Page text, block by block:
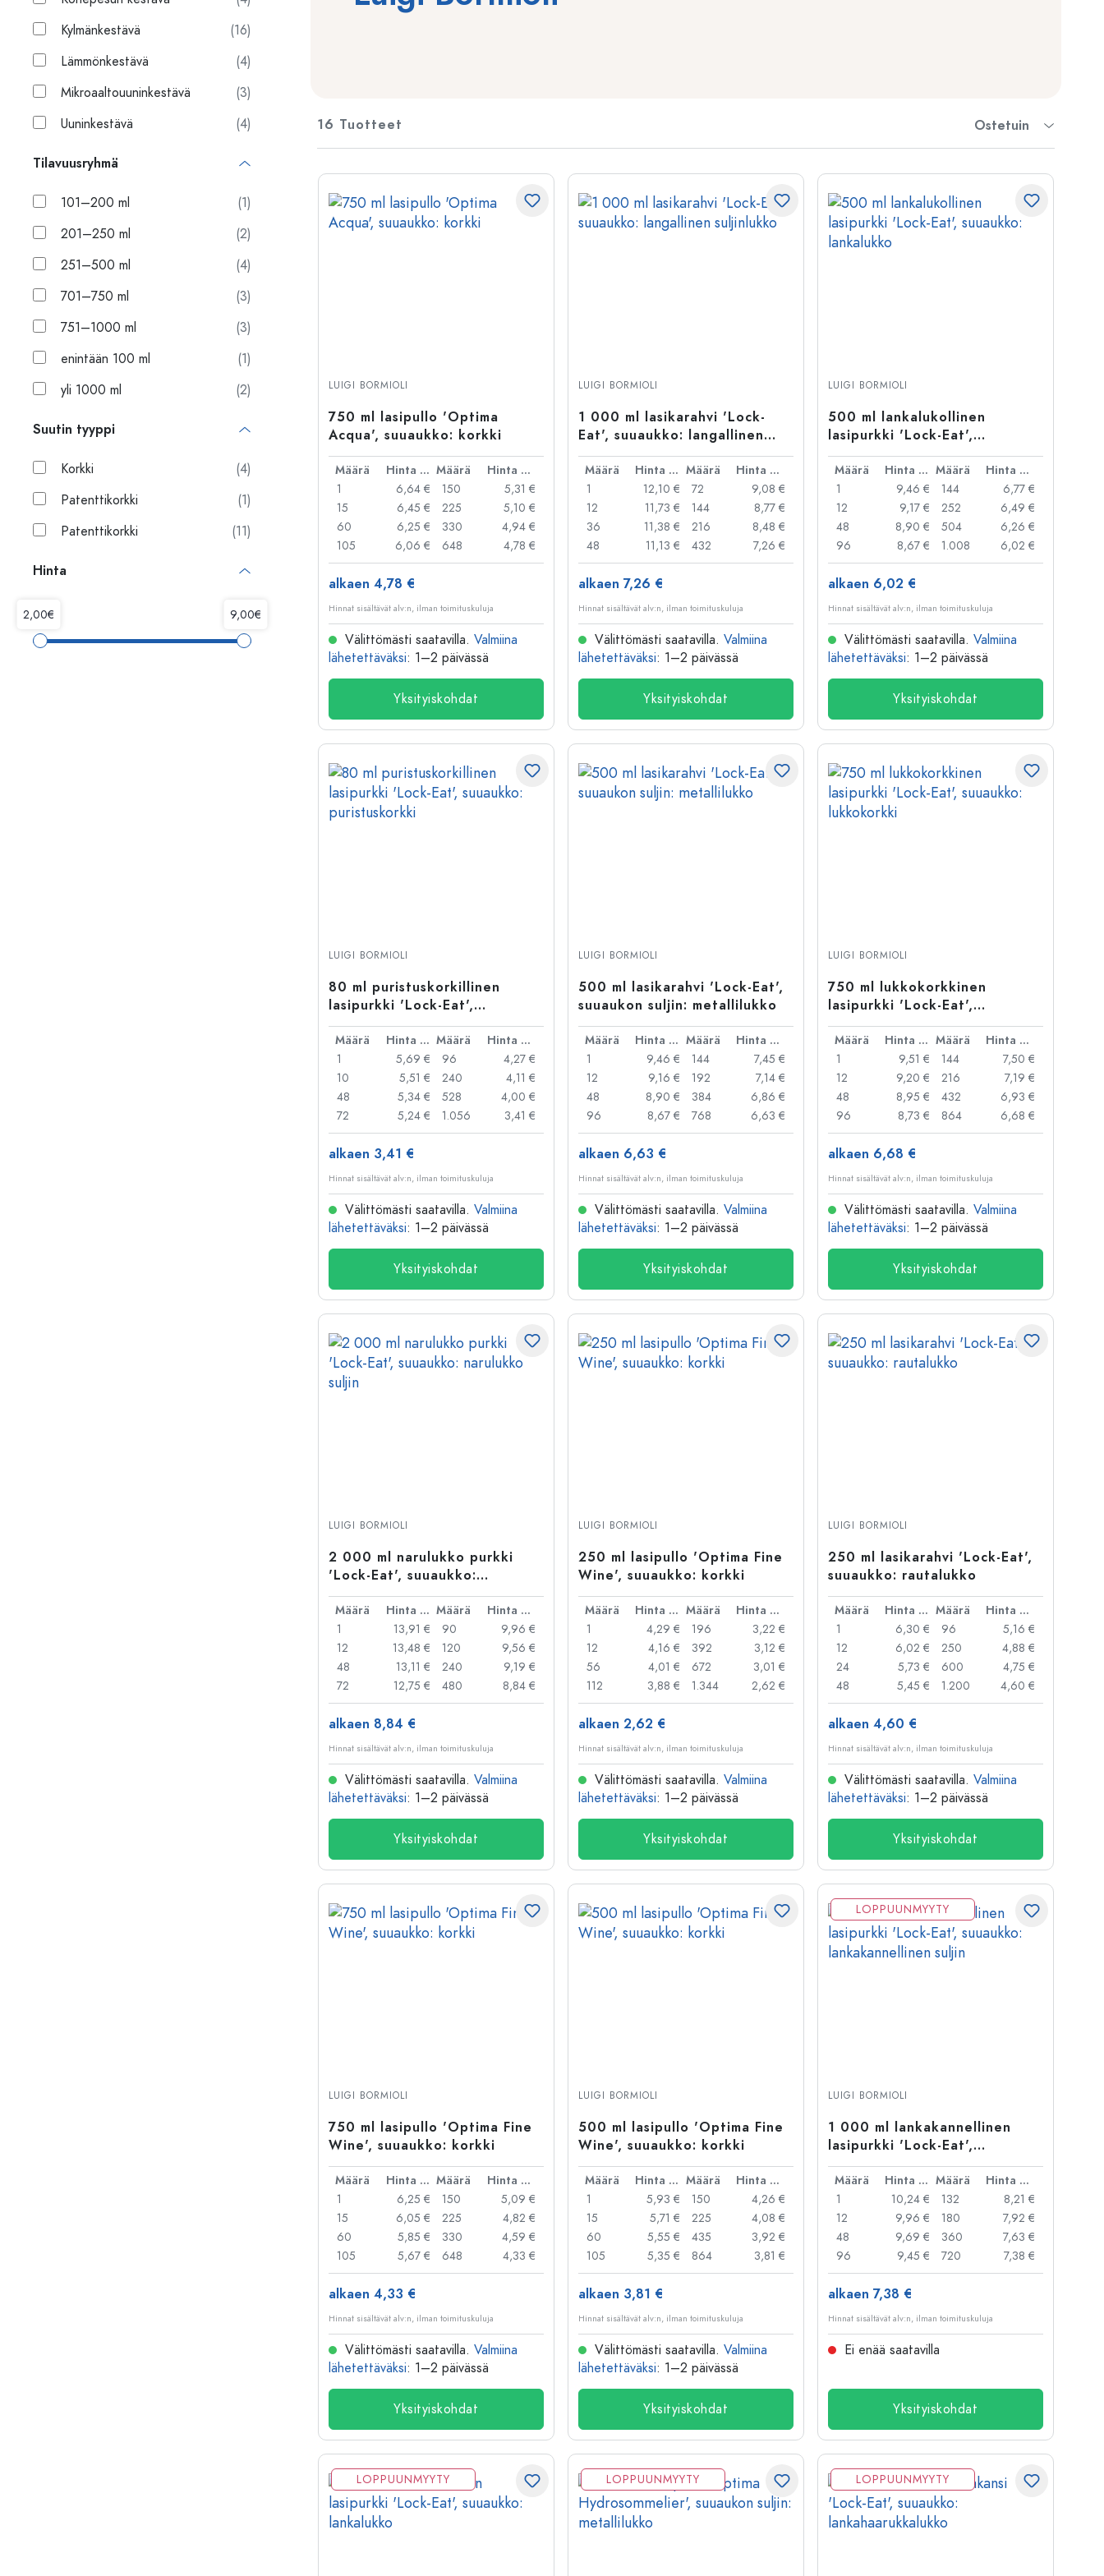
Tarvikkeet
Tuotemerkki
Alennukset
Uutuudet
Pullot käytön mukaan
Etikka- ja öljypullot
Olutpullot
Juomapullot
Maitopullot
Pullot muodon mukaan
Apteekkipullot
Pitkäkaulaiset pullot
Monikulmaiset pullot
Sylinteripullot
Pullot materiaalin mukaan
Lasipullot
Muovipullot
Kylmänkestävä
(16)
Lämmönkestävä
(4)
Mikroaaltouuninkestävä
(3)
Uuninkestävä
(4)
Tilavuusryhmä
101–200 ml
(1)
201–250 ml
(2)
251–500 ml
(4)
701–750 ml
(3)
751–1000 ml
(3)
enintään 100 ml
(1)
yli 1000 ml
(2)
Suutin tyyppi
Korkki
(4)
Patenttikorkki
(1)
Patenttikorkki
(11)
Hinta
16 Tuotteet Ostetuin
LUIGI BORMIOLI
750 ml lasipullo 'Optima
Acqua', suuaukko: korkki
Määrä Hinta per kpl Määrä
Hinta per kpl
1
6,64 €
15
6,45 €
60
6,25 €
105
6,06 €
150
5,31 €
225
5,10 €
330
4,94 €
648
4,78 €
alkaen 4,78 €
Hinnat sisältävät alv:n, ilman toimituskuluja
Välittömästi saatavilla. Valmiina
lähetettäväksi: 1–2 päivässä
Yksityiskohdat
LUIGI BORMIOLI
1 000 ml lasikarahvi 'Lock-
Eat', suuaukko: langallinen
suljinlukko
Määrä Hinta per kpl Määrä
Hinta per kpl
1
12,10 €
12
11,73 €
36
11,38 €
48
11,13 €
72
9,08 €
144
8,77 €
216
8,48 €
432
7,26 €
alkaen 7,26 €
Hinnat sisältävät alv:n, ilman toimituskuluja
Välittömästi saatavilla. Valmiina
lähetettäväksi: 1–2 päivässä
Yksityiskohdat
LUIGI BORMIOLI
500 ml lankalukollinen
lasipurkki 'Lock-Eat',
suuaukko: lankalukko
Määrä Hinta per kpl Määrä
Hinta per kpl
1
9,46 €
12
9,17 €
48
8,90 €
96
8,67 €
144
6,77 €
252
6,49 €
504
6,26 €
1.008
6,02 €
alkaen 6,02 €
Hinnat sisältävät alv:n, ilman toimituskuluja
Välittömästi saatavilla. Valmiina
lähetettäväksi: 1–2 päivässä
Yksityiskohdat
LUIGI BORMIOLI
80 ml puristuskorkillinen
lasipurkki 'Lock-Eat',
suuaukko: puristuskorkki
Määrä Hinta per kpl Määrä
Hinta per kpl
1
5,69 €
10
5,51 €
48
5,34 €
72
5,24 €
96
4,27 €
240
4,11 €
528
4,00 €
1.056
3,41 €
alkaen 3,41 €
Hinnat sisältävät alv:n, ilman toimituskuluja
Välittömästi saatavilla. Valmiina
lähetettäväksi: 1–2 päivässä
Yksityiskohdat
LUIGI BORMIOLI
500 ml lasikarahvi 'Lock-Eat',
suuaukon suljin: metallilukko
Määrä Hinta per kpl Määrä
Hinta per kpl
1
9,46 €
12
9,16 €
48
8,90 €
96
8,67 €
144
7,45 €
192
7,14 €
384
6,86 €
768
6,63 €
alkaen 6,63 €
Hinnat sisältävät alv:n, ilman toimituskuluja
Välittömästi saatavilla. Valmiina
lähetettäväksi: 1–2 päivässä
Yksityiskohdat
LUIGI BORMIOLI
750 ml lukkokorkkinen
lasipurkki 'Lock-Eat',
suuaukko: lukkokorkki
Määrä Hinta per kpl Määrä
Hinta per kpl
1
9,51 €
12
9,20 €
48
8,95 €
96
8,73 €
144
7,50 €
216
7,19 €
432
6,93 €
864
6,68 €
alkaen 6,68 €
Hinnat sisältävät alv:n, ilman toimituskuluja
Välittömästi saatavilla. Valmiina
lähetettäväksi: 1–2 päivässä
Yksityiskohdat
LUIGI BORMIOLI
2 000 ml narulukko purkki
'Lock-Eat', suuaukko:
narulukko suljin
Määrä Hinta per kpl Määrä
Hinta per kpl
1
13,91 €
12
13,48 €
48
13,11 €
72
12,75 €
90
9,96 €
120
9,56 €
240
9,19 €
480
8,84 €
alkaen 8,84 €
Hinnat sisältävät alv:n, ilman toimituskuluja
Välittömästi saatavilla. Valmiina
lähetettäväksi: 1–2 päivässä
Yksityiskohdat
LUIGI BORMIOLI
250 ml lasipullo 'Optima Fine
Wine', suuaukko: korkki
Määrä Hinta per kpl Määrä
Hinta per kpl
1
4,29 €
12
4,16 €
56
4,01 €
112
3,88 €
196
3,22 €
392
3,12 €
672
3,01 €
1.344
2,62 €
alkaen 2,62 €
Hinnat sisältävät alv:n, ilman toimituskuluja
Välittömästi saatavilla. Valmiina
lähetettäväksi: 1–2 päivässä
Yksityiskohdat
LUIGI BORMIOLI
250 ml lasikarahvi 'Lock-Eat',
suuaukko: rautalukko
Määrä Hinta per kpl Määrä
Hinta per kpl
1
6,30 €
12
6,02 €
24
5,73 €
48
5,45 €
96
5,16 €
250
4,88 €
600
4,75 €
1.200
4,60 €
alkaen 4,60 €
Hinnat sisältävät alv:n, ilman toimituskuluja
Välittömästi saatavilla. Valmiina
lähetettäväksi: 1–2 päivässä
Yksityiskohdat
LUIGI BORMIOLI
750 ml lasipullo 'Optima Fine
Wine', suuaukko: korkki
Määrä Hinta per kpl Määrä
Hinta per kpl
1
6,25 €
15
6,05 €
60
5,85 €
105
5,67 €
150
5,09 €
225
4,82 €
330
4,59 €
648
4,33 €
alkaen 4,33 €
Hinnat sisältävät alv:n, ilman toimituskuluja
Välittömästi saatavilla. Valmiina
lähetettäväksi: 1–2 päivässä
Yksityiskohdat
LUIGI BORMIOLI
500 ml lasipullo 'Optima Fine
Wine', suuaukko: korkki
Määrä Hinta per kpl Määrä
Hinta per kpl
1
5,93 €
15
5,71 €
60
5,55 €
105
5,35 €
150
4,26 €
225
4,08 €
435
3,92 €
864
3,81 €
alkaen 3,81 €
Hinnat sisältävät alv:n, ilman toimituskuluja
Välittömästi saatavilla. Valmiina
lähetettäväksi: 1–2 päivässä
Yksityiskohdat
LOPPUUNMYYTY
LUIGI BORMIOLI
1 000 ml lankakannellinen
lasipurkki 'Lock-Eat',
suuaukko: lankakannellinen
suljin
Määrä Hinta per kpl Määrä
Hinta per kpl
1
10,24 €
12
9,96 €
48
9,69 €
96
9,45 €
132
8,21 €
180
7,92 €
360
7,63 €
720
7,38 €
alkaen 7,38 €
Hinnat sisältävät alv:n, ilman toimituskuluja
Ei enää saatavilla
Yksityiskohdat
LOPPUUNMYYTY LOPPUUNMYYTY LOPPUUNMYYTY